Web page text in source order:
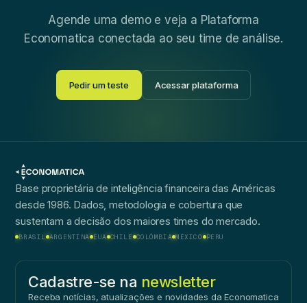
Agende uma demo e veja a Plataforma
Economatica conectada ao seu time de análise.
Pedir um teste Acessar plataforma
Base proprietária de inteligência financeira das Américas
desde 1986. Dados, metodologia e cobertura que
sustentam a decisão dos maiores times do mercado.
BRASIL ARGENTINA EUA CHILE COLÔMBIA MÉXICO PERU
Cadastre-se na newsletter
Receba notícias, atualizações e novidades da Economatica